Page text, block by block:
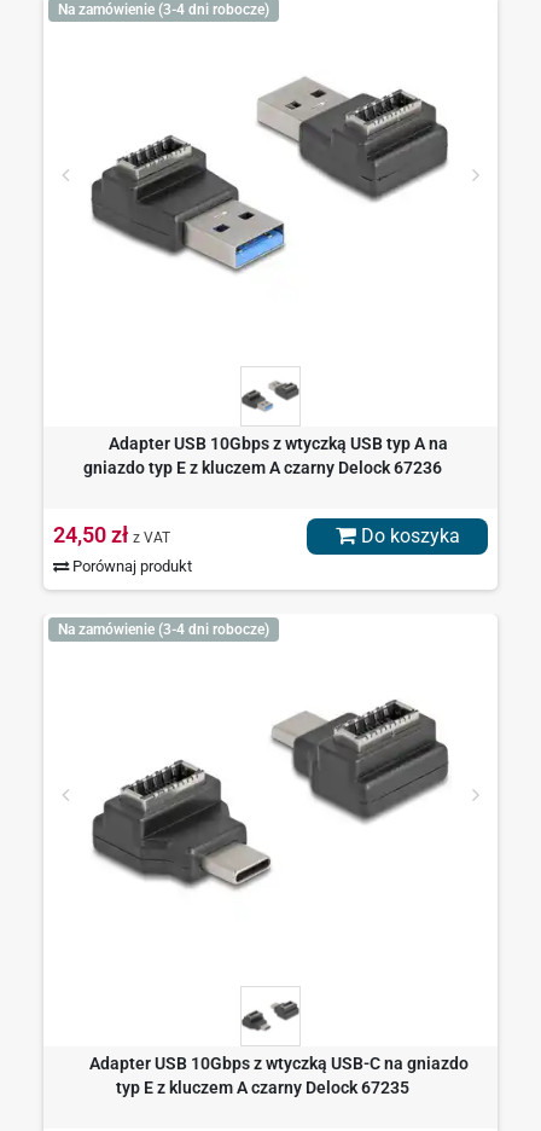
Na zamówienie (3-4 dni robocze)
Adapter USB 10Gbps z wtyczką USB typ A na
gniazdo typ E z kluczem A czarny Delock 67236
24,50 zł z VAT
Porównaj produkt
Do koszyka
Na zamówienie (3-4 dni robocze)
Adapter USB 10Gbps z wtyczką USB-C na gniazdo
typ E z kluczem A czarny Delock 67235